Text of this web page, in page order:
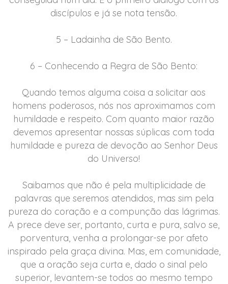
discípulos e já se nota tensão.
5 – Ladainha de São Bento.
6 – Conhecendo a Regra de São Bento:
Quando temos alguma coisa a solicitar aos
homens poderosos, nós nos aproximamos com
humildade e respeito. Com quanto maior razão
devemos apresentar nossas súplicas com toda
humildade e pureza de devoção ao Senhor Deus
do Universo!
Saibamos que não é pela multiplicidade de
palavras que seremos atendidos, mas sim pela
pureza do coração e a compunção das lágrimas.
A prece deve ser, portanto, curta e pura, salvo se,
porventura, venha a prolongar-se por afeto
inspirado pela graça divina. Mas, em comunidade,
que a oração seja curta e, dado o sinal pelo
superior, levantem-se todos ao mesmo tempo